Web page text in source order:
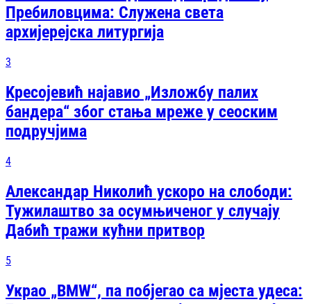
Пребиловцима: Служена света
архијерејска литургија
3
Kресојевић најавио „Изложбу палих
бандера“ због стања мреже у сеоским
подручјима
4
Александар Николић ускоро на слободи:
Тужилаштво за осумњиченог у случају
Дабић тражи кућни притвор
5
Украо „BMW“, па побјегао са мјеста удеса: